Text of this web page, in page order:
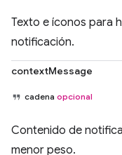
Texto e íconos para
notificación.
contextMessage
cadena opcional
Contenido de
menor peso.